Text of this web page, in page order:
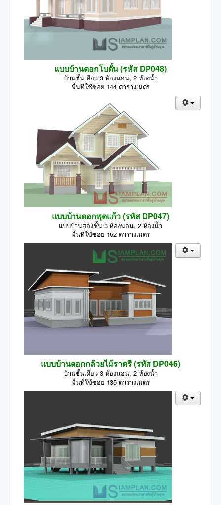
แบบบ้านดอกโบตั๋น (รหัส DP048)
บ้านชั้นเดียว 3 ห้องนอน, 2 ห้องน้ำ
พื้นที่ใช้ซอย 144 ตารางเมตร
แบบบ้านดอกพุดแก้ว (รหัส DP047)
แบบบ้านสองชั้น 3 ห้องนอน, 2 ห้องน้ำ
พื้นที่ใช้ซอย 162 ตารางเมตร
แบบบ้านดอกกล้วยไม้ราตรี (รหัส DP046)
บ้านชั้นเดียว 3 ห้องนอน, 2 ห้องน้ำ
พื้นที่ใช้ซอย 135 ตารางเมตร